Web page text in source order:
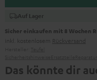
Auf Lager
Sicher einkaufen mit 8 Wochen
inkl. kostenlosem Rückversand
Das könnte dir